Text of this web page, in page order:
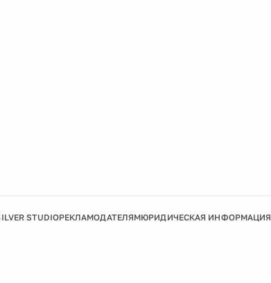
STUDIOРЕКЛАМОДАТЕЛЯМЮРИДИЧЕСКАЯ ИНФОРМАЦИЯ